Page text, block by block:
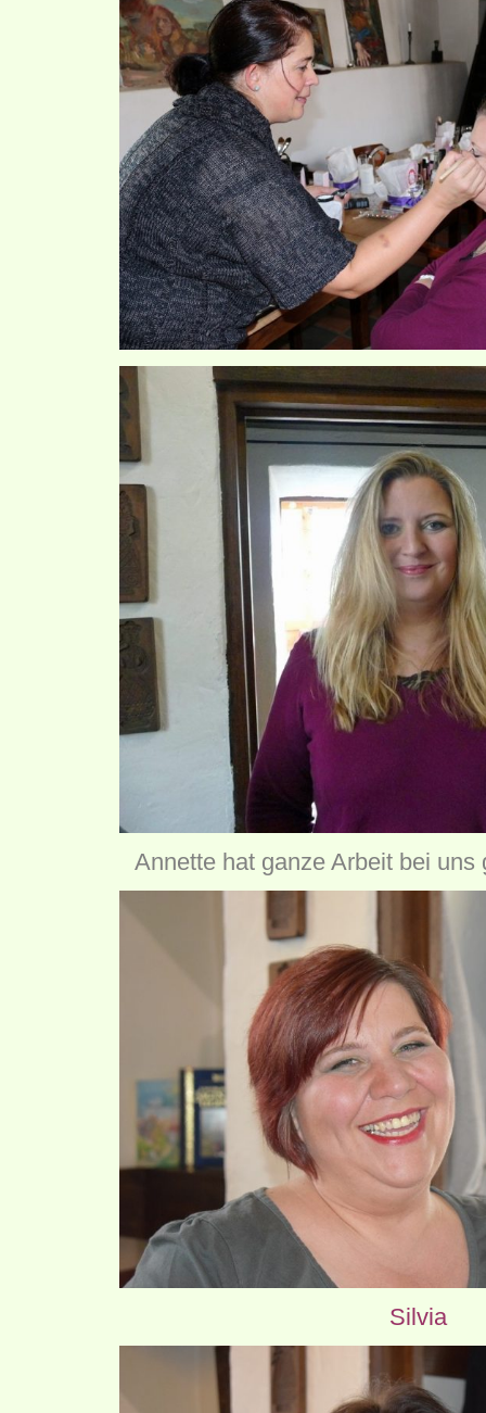
Annette hat ganze Arbeit bei uns
Silvia